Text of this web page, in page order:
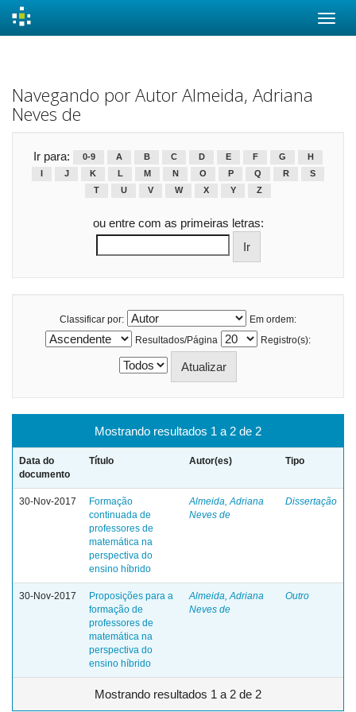
Navegando por Autor Almeida, Adriana
Neves de
Ir para: 0-9 A B C D E F G
H
J K L M N O P Q R
S
T
U V W X Y Z
ou entre com as primeiras letras:
Classificar por:
Em ordem:
Resultados/Página
Registro(s):
Mostrando resultados 1 a 2 de 2
Data do
documento
Título Autor(es) Tipo
30-Nov-2017
Formação
continuada de
professores de
matemática na
perspectiva do
ensino híbrido
Almeida, Adriana
Neves de
Dissertação
30-Nov-2017
Proposições para a
formação de
professores de
matemática na
perspectiva do
ensino híbrido
Almeida, Adriana
Neves de
Outro
Mostrando resultados 1 a 2 de 2